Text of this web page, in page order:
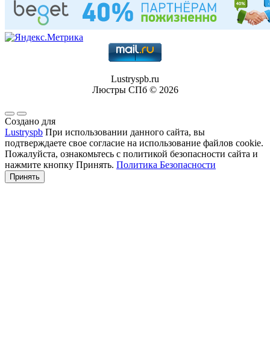
Lustryspb.ru
Люстры СПб © 2026
Создано для
Lustryspb При использовании данного сайта, вы
подтверждаете свое согласие на использование файлов cookie.
Пожалуйста, ознакомьтесь с политикой безопасности сайта и
нажмите кнопку Принять. Политика Безопасности
Принять